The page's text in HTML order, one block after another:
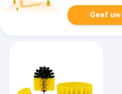
Geef